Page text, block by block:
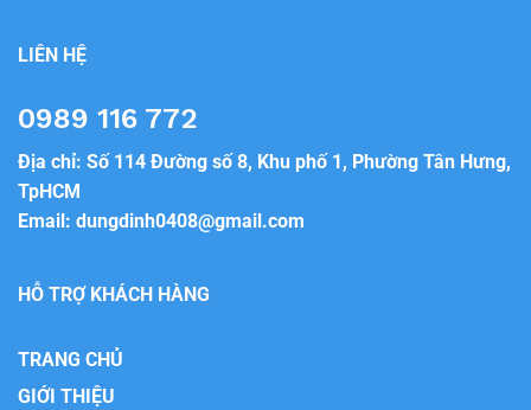
LIÊN HỆ
0989 116 772
Địa chỉ: Số 114 Đường số 8, Khu phố 1, Phường Tân Hưng,
TpHCM
Email: dungdinh0408@gmail.com
HỖ TRỢ KHÁCH HÀNG
TRANG CHỦ
GIỚI THIỆU